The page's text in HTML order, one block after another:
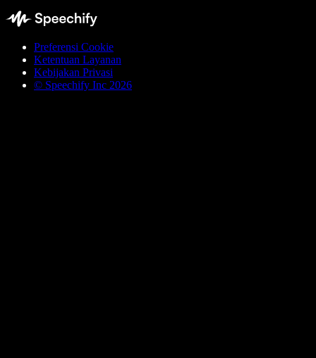
Preferensi Cookie
Ketentuan Layanan
Kebijakan Privasi
© Speechify Inc 2026